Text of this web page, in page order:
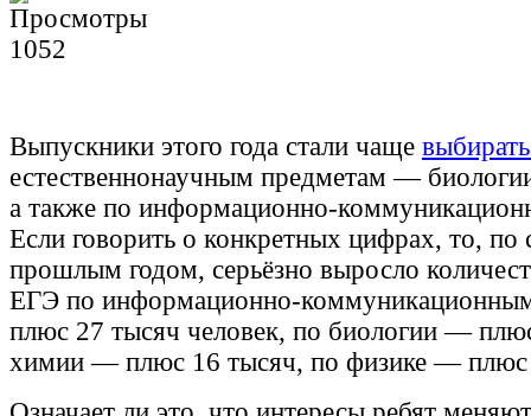
1052
Выпускники этого года стали чаще
естественнонаучным предметам —
а также по информационно-
Если говорить о конкретных цифрах, то, по
прошлым годом, серьёзно выросло
ЕГЭ по информационно-
плюс 27 тысяч человек, по биологии —
химии — плюс 16 тысяч, по физике — плюс